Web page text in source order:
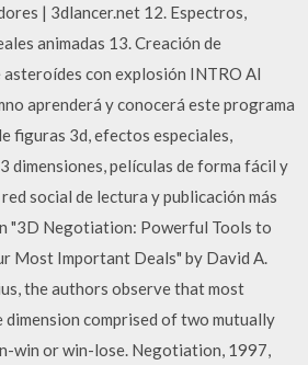
| 3dlancer.net 12. Espectros,
animadas 13. Creación de
con explosión INTRO Al
aprenderá y conocerá este programa
figuras 3d, efectos especiales,
dimensiones, películas de forma fácil y
social de lectura y publicación más
"3D Negotiation: Powerful Tools to
Most Important Deals" by David A.
the authors observe that most
comprised of two mutually
win or win-lose. Negotiation, 1997,